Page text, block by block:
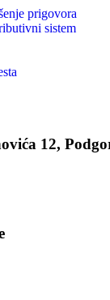
prigovora
sistem
12,